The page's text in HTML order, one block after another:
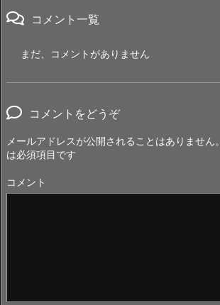
コメント一覧
まだ、コメントがありません
コメントをどうぞ
メールアドレスが公開されることはありません。
は必須項目です
コメント